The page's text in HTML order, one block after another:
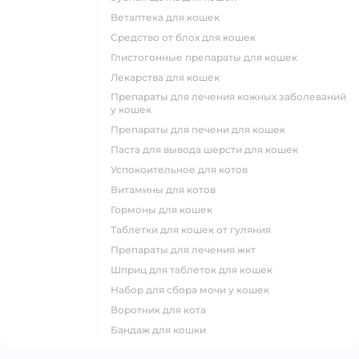
ветаптека для кошек
средство от блох для кошек
глистогонные препараты для кошек
лекарства для кошек
препараты для лечения кожных заболеваний
у кошек
препараты для печени для кошек
паста для вывода шерсти для кошек
успокоительное для котов
витамины для котов
гормоны для кошек
таблетки для кошек от гуляния
препараты для лечения жкт
шприц для таблеток для кошек
набор для сбора мочи у кошек
воротник для кота
бандаж для кошки